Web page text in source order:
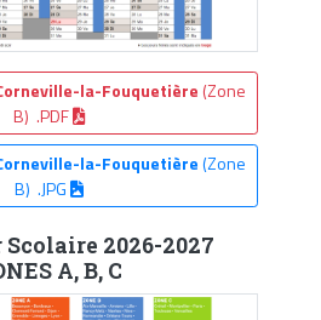
la-Fouquetière (Zone
B) .PDF
la-Fouquetière(Zone
B) .JPG
2026-2027
A, B, C